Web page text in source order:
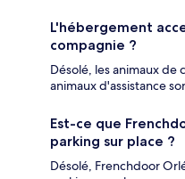
L'hébergement
compagnie ?
Désolé, les animaux de
animaux d'assistance
Est-ce que
parking sur place ?
Désolé, Frenchdoor